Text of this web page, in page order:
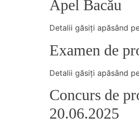
Apel Bacău
Detalii găsiţi apăsând
Examen de
Detalii găsiţi apăsând
Concurs de
20.06.2025